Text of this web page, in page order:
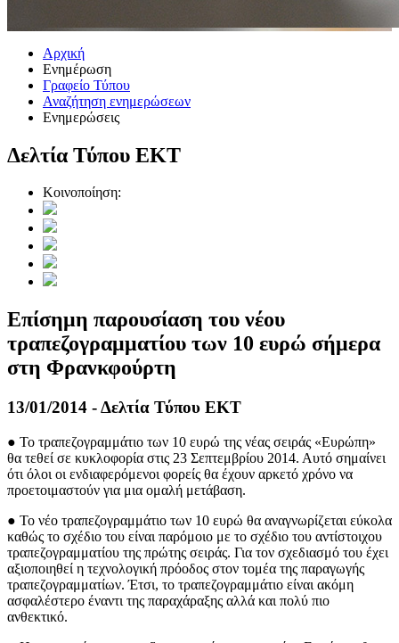
Αρχική
Ενημέρωση
Γραφείο Τύπου
Αναζήτηση ενημερώσεων
Ενημερώσεις
Δελτία Τύπου ΕΚΤ
Κοινοποίηση:
Επίσημη παρουσίαση του νέου
τραπεζογραμματίου των 10 ευρώ σήμερα
στη Φρανκφούρτη
13/01/2014 - Δελτία Τύπου ΕΚΤ
● Το τραπεζογραμμάτιο των 10 ευρώ της νέας σειράς «Ευρώπη»
θα τεθεί σε κυκλοφορία στις 23 Σεπτεμβρίου 2014. Αυτό σημαίνει
ότι όλοι οι ενδιαφερόμενοι φορείς θα έχουν αρκετό χρόνο να
προετοιμαστούν για μια ομαλή μετάβαση.
● Το νέο τραπεζογραμμάτιο των 10 ευρώ θα αναγνωρίζεται εύκολα
καθώς το σχέδιο του είναι παρόμοιο με το σχέδιο του αντίστοιχου
τραπεζογραμματίου της πρώτης σειράς. Για τον σχεδιασμό του έχει
αξιοποιηθεί η τεχνολογική πρόοδος στον τομέα της παραγωγής
τραπεζογραμματίων. Έτσι, το τραπεζογραμμάτιο είναι ακόμη
ασφαλέστερο έναντι της παραχάραξης αλλά και πολύ πιο
ανθεκτικό.